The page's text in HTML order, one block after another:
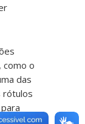
como o
das
rótulos
que a